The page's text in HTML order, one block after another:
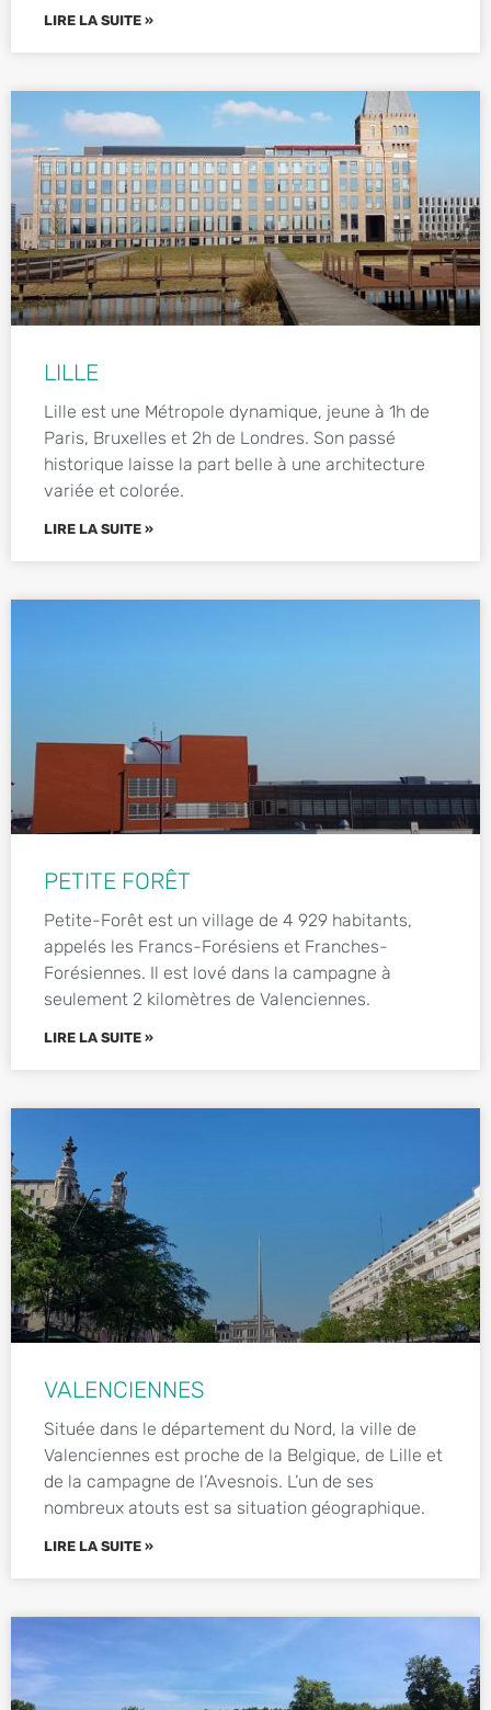
LIRE LA SUITE »
LILLE
Lille est une Métropole dynamique, jeune à 1h de
Paris, Bruxelles et 2h de Londres. Son passé
historique laisse la part belle à une architecture
variée et colorée.
LIRE LA SUITE »
PETITE FORÊT
Petite-Forêt est un village de 4 929 habitants,
appelés les Francs-Forésiens et Franches-
Forésiennes. Il est lové dans la campagne à
seulement 2 kilomètres de Valenciennes.
LIRE LA SUITE »
VALENCIENNES
Située dans le département du Nord, la ville de
Valenciennes est proche de la Belgique, de Lille et
de la campagne de l’Avesnois. L’un de ses
nombreux atouts est sa situation géographique.
LIRE LA SUITE »